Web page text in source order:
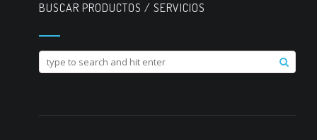
BUSCAR PRODUCTOS / SERVICIOS